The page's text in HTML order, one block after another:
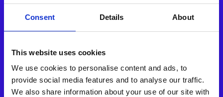
Consent Details About
This website uses cookies
We use cookies to personalise content and ads, to
provide social media features and to analyse our traffic.
We also share information about your use of our site with
mit einer vernetzten Plattform, die speziell für das
moderne Gastgewerbe entwickelt wurde.
EINE DEMO BUCHEN